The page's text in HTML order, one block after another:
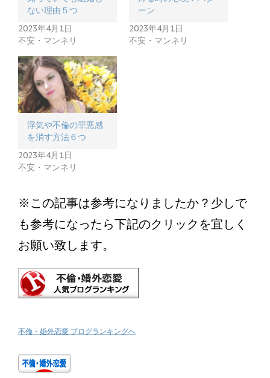
ない理由５つ
2023年4月1日
不安・マンネリ
ーン
2023年4月1日
不安・マンネリ
浮気や不倫の罪悪感
を消す方法６つ
2023年4月1日
不安・マンネリ
※この記事は参考になりましたか？少しで
も参考になったら下記のクリックを宜しく
お願い致します。
不倫・婚外恋愛 ブログランキングへ